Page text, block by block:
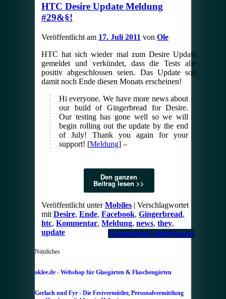
HTC Desire Update Meldung
#29&§!
Veröffentlicht am 17. Juli 2011 von Ole
HTC hat sich wieder mal zum Desire Update
gemeldet und verkündet, dass die Tests alle
positiv abgeschlossen seien. Das Update soll
damit noch Ende diesen Monats erscheinen!
Hi everyone. We have more news about
our build of Gingerbread for Desire.
Our testing has gone well so we will
begin rolling out the update by the end
of July! Thank you again for your
support! [Meldung] –
Den ganzen
Beitrag lesen >>
Veröffentlicht unter Mobiles | Verschlagwortet
mit Desire, Ende, Facebook, Gingerbread,
htc, Kommentar, Meldung, news, they,
update
Kommentar hinterlassen
Nützliches
oklee.de - Webshop für Glasgärten & Flaschengärten
Gerlach und Fyr - Die Festvermittler, Personalvermittlung